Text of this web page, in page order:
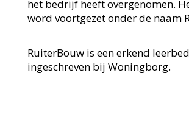
het bedrijf heeft overgenomen.
word voortgezet onder de naam
RuiterBouw is een erkend
ingeschreven bij Woningborg.